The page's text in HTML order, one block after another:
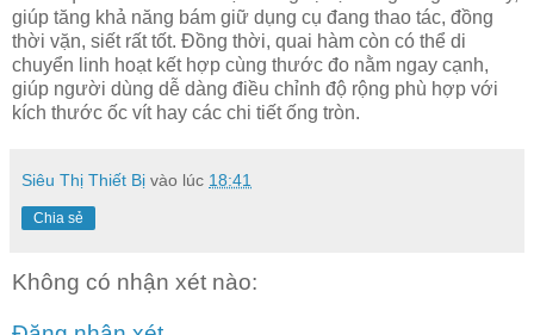
giúp tăng khả năng bám giữ dụng cụ đang thao tác, đồng
thời vặn, siết rất tốt. Đồng thời, quai hàm còn có thể di
chuyển linh hoạt kết hợp cùng thước đo nằm ngay cạnh,
giúp người dùng dễ dàng điều chỉnh độ rộng phù hợp với
kích thước ốc vít hay các chi tiết ống tròn.
Siêu Thị Thiết Bị vào lúc 18:41
Chia sẻ
Không có nhận xét nào: